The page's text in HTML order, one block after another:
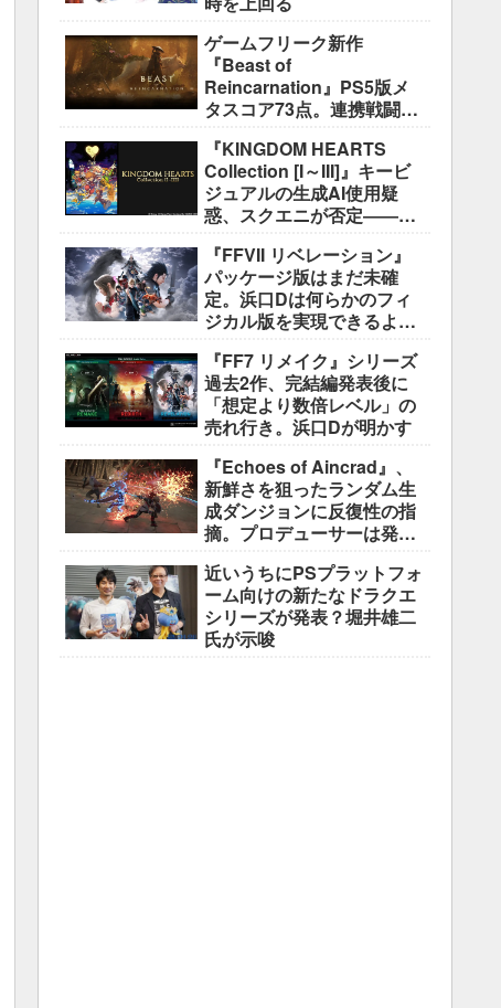
ゲームフリーク新作
『Beast of
Reincarnation』PS5版メ
タスコア73点。連携戦闘は
き”には不満
『KINGDOM HEARTS
Collection [I～III]』キービ
ジュアルの生成AI使用疑
惑、スクエニが否定――不
ス」
『FFVII リベレーション』
パッケージ版はまだ未確
定。浜口Dは何らかのフィ
ジカル版を実現できるよう
『FF7 リメイク』シリーズ
過去2作、完結編発表後に
「想定より数倍レベル」の
売れ行き。浜口Dが明かす
『Echoes of Aincrad』、
新鮮さを狙ったランダム生
成ダンジョンに反復性の指
摘。プロデューサーは発売
近いうちにPSプラットフォ
ーム向けの新たなドラクエ
シリーズが発表？堀井雄二
氏が示唆